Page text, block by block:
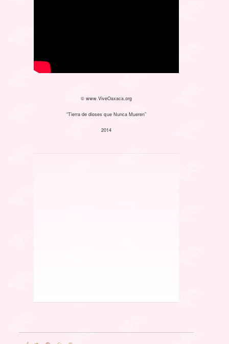
© www.ViveOaxaca.org
“Tierra de dioses que Nunca Mueren”
2014